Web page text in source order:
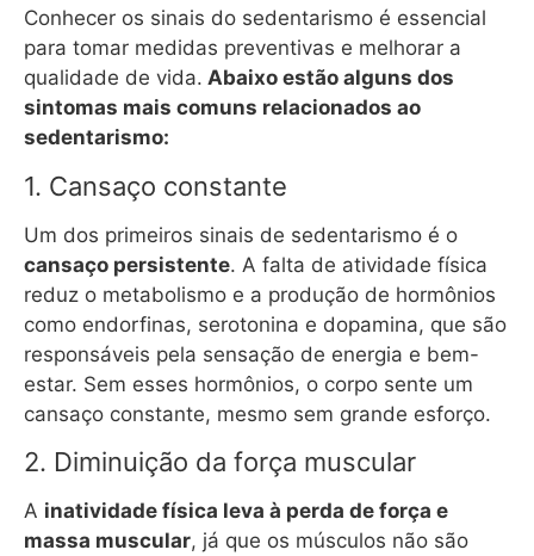
Conhecer os sinais do sedentarismo é essencial
para tomar medidas preventivas e melhorar a
qualidade de vida. Abaixo estão alguns dos
sintomas mais comuns relacionados ao
sedentarismo:
1. Cansaço constante
Um dos primeiros sinais de sedentarismo é o
cansaço persistente. A falta de atividade física
reduz o metabolismo e a produção de hormônios
como endorfinas, serotonina e dopamina, que são
responsáveis pela sensação de energia e bem-
estar. Sem esses hormônios, o corpo sente um
cansaço constante, mesmo sem grande esforço.
2. Diminuição da força muscular
A inatividade física leva à perda de força e
massa muscular, já que os músculos não são